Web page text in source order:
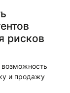
рисков
и продажу